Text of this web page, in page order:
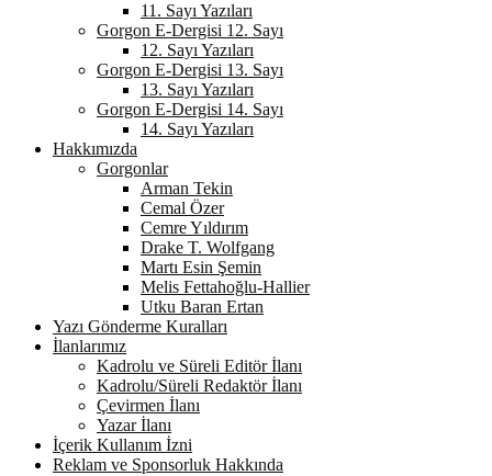
11. Sayı Yazıları
Gorgon E-Dergisi 12. Sayı
12. Sayı Yazıları
Gorgon E-Dergisi 13. Sayı
13. Sayı Yazıları
Gorgon E-Dergisi 14. Sayı
14. Sayı Yazıları
Hakkımızda
Gorgonlar
Arman Tekin
Cemal Özer
Cemre Yıldırım
Drake T. Wolfgang
Martı Esin Şemin
Melis Fettahoğlu-Hallier
Utku Baran Ertan
Yazı Gönderme Kuralları
İlanlarımız
Kadrolu ve Süreli Editör İlanı
Kadrolu/Süreli Redaktör İlanı
Çevirmen İlanı
Yazar İlanı
İçerik Kullanım İzni
Reklam ve Sponsorluk Hakkında